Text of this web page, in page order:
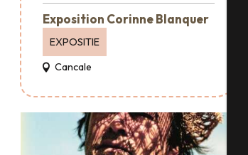
Exposition Corinne Blanquer
EXPOSITIE
Cancale